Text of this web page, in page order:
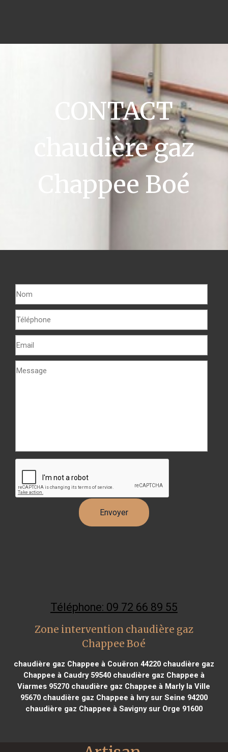
CONTACT
chaudière gaz
Chappee Boé
Téléphone: 09 72 66 89 55
Zone intervention chaudière gaz
Chappee Boé
chaudière gaz Chappee à Couëron 44220chaudière gaz
Chappee à Caudry 59540chaudière gaz Chappee à
Viarmes 95270 chaudière gaz Chappee à Marly la Ville
95670chaudière gaz Chappee à Ivry sur Seine 94200
chaudière gaz Chappee à Savigny sur Orge 91600